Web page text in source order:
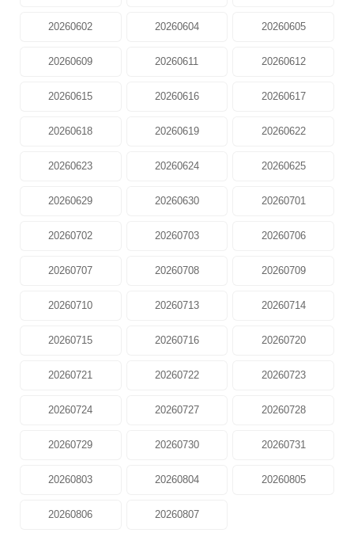
20260602 20260604 20260605
20260609 20260611 20260612
20260615 20260616 20260617
20260618 20260619 20260622
20260623 20260624 20260625
20260629 20260630 20260701
20260702 20260703 20260706
20260707 20260708 20260709
20260710 20260713 20260714
20260715 20260716 20260720
20260721 20260722 20260723
20260724 20260727 20260728
20260729 20260730 20260731
20260803 20260804 20260805
20260806 20260807